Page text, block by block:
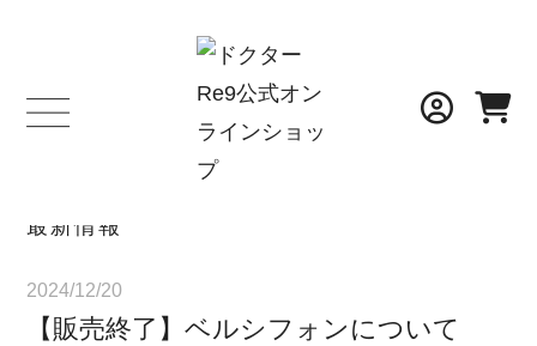
NEWS
最新情報
2024/12/20
【販売終了】ベルシフォンについて